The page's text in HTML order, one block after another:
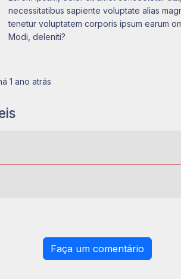
necessitatibus sapiente voluptate alias
tenetur voluptatem corporis ipsum earum
Modi, deleniti?
1 ano atrás
Faça um comentário